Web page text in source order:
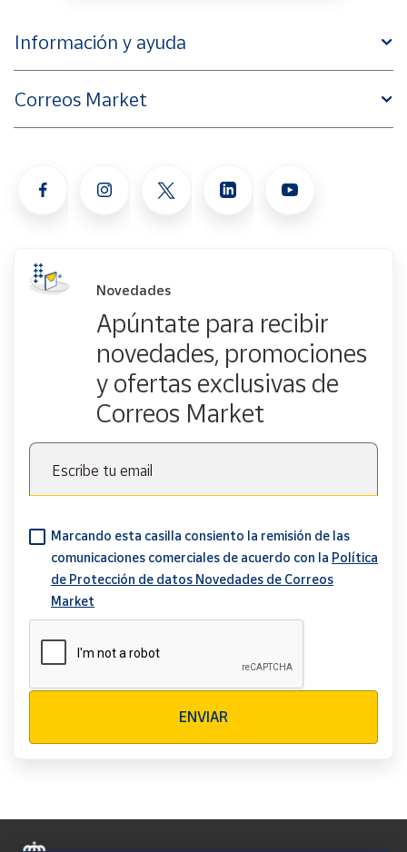
Información y ayuda
Correos Market
Novedades
Apúntate para recibir
novedades, promociones
y ofertas exclusivas de
Correos Market
Escribe tu email
Marcando esta casilla consiento la remisión de las
comunicaciones comerciales de acuerdo con la Política
de Protección de datos Novedades de Correos
Market
ENVIAR